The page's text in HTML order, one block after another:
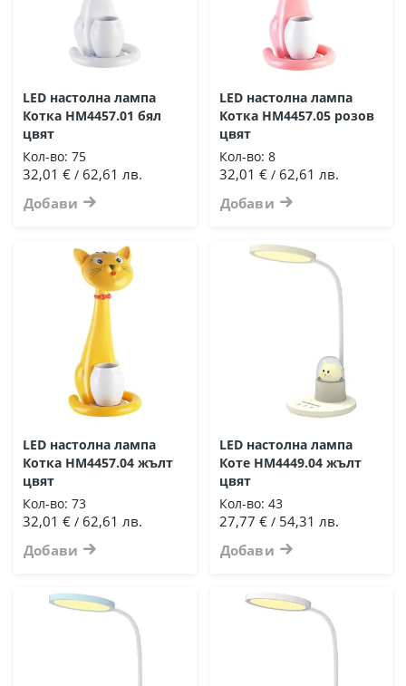
LED настолна лампа
Котка HM4457.01 бял
цвят
Кол-во: 75
32,01 € / 62,61 лв.
Добави
LED настолна лампа
Котка HM4457.05 розов
цвят
Кол-во: 8
32,01 €/ 62,61 лв.
Добави
LED настолна лампа
Котка HM4457.04 жълт
цвят
Кол-во: 73
32,01 € / 62,61 лв.
Добави
LED настолна лампа
Коте HM4449.04 жълт
цвят
Кол-во: 43
27,77 €/ 54,31 лв.
Добави